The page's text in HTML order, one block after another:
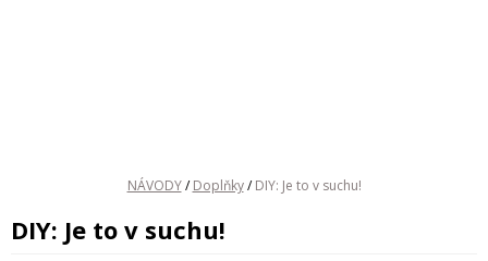
NÁVODY / Doplňky / DIY: Je to v suchu!
DIY: Je to v suchu!